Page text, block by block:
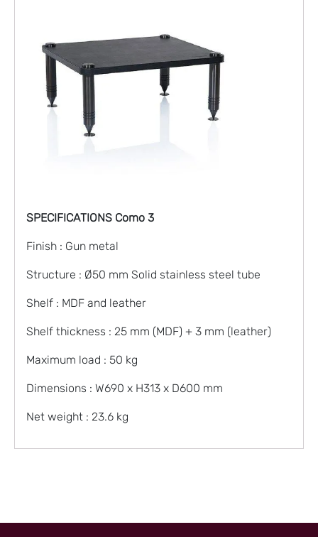
SPECIFICATIONS Como 3
Finish : Gun metal
Structure : Ø50 mm Solid stainless steel tube
Shelf : MDF and leather
Shelf thickness : 25 mm (MDF) + 3 mm (leather)
Maximum load : 50 kg
Dimensions : W690 x H313 x D600 mm
Net weight : 23.6 kg